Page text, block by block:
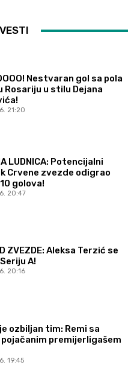
Nestvaran gol sa pola
Rosariju u stilu Dejana
21:20
LUDNICA: Potencijalni
Crvene zvezde odigrao
golova!
20:47
ZVEZDE: Aleksa Terzić se
A!
20:16
ozbiljan tim: Remi sa
premijerligašem
19:45